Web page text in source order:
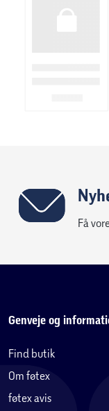
Få
Genveje og
Find butik
Om føtex
føtex avis